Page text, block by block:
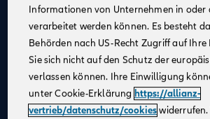
Bestehender Kundenstamm
Qualifizierte Weiterbildung
Attraktive Verdienstmöglichkeiten
Digitale Verkaufsinstrumente
KostenfreieUnterstützung durch
Informationen von Unternehmen in oder
verarbeitet werden können. Es besteht
Behörden nach US-Recht Zugriff auf
Sie sich nicht auf den Schutz der
verlassen können. Ihre Einwilligung
unter Cookie-Erklärung https://allianz-
vertrieb/datenschutz/cookies